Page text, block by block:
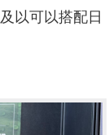
以可以搭配日